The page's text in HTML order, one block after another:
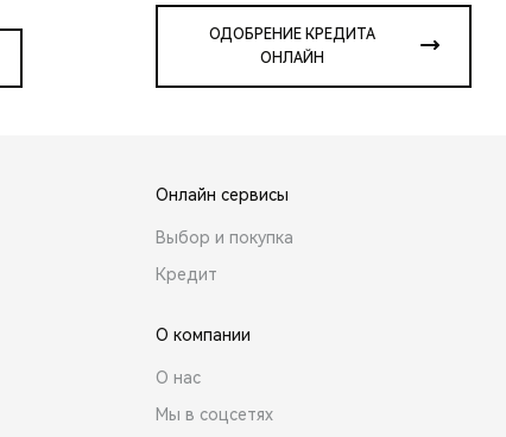
ОДОБРЕНИЕ КРЕДИТА
ОНЛАЙН
Онлайн сервисы
Выбор и покупка
Кредит
О компании
О нас
Мы в соцсетях